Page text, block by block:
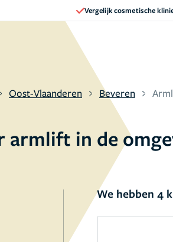
Vergelijk cosmetische
Oost-Vlaanderen Beveren
armlift in de
We hebben 4